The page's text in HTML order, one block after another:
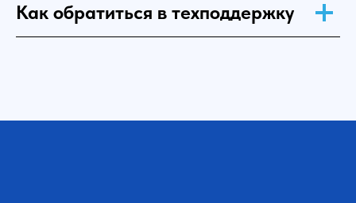
Как обратиться в техподдержку